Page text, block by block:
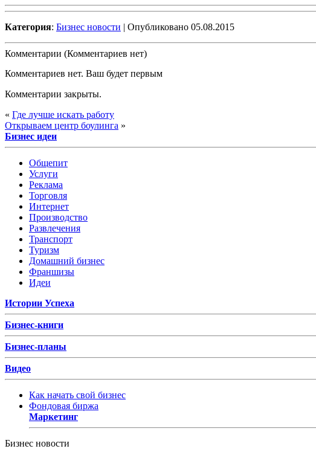
Категория: Бизнес новости | Опубликовано 05.08.2015
Комментарии (Комментариев нет)
Комментариев нет. Ваш будет первым
Комментарии закрыты.
« Где лучше искать работу
Открываем центр боулинга »
Бизнес идеи
Общепит
Услуги
Реклама
Торговля
Интернет
Производство
Развлечения
Транспорт
Туризм
Домашний бизнес
Франшизы
Идеи
Истории Успеха
Бизнес-книги
Бизнес-планы
Видео
Как начать свой бизнес
Фондовая биржа
Маркетинг
Бизнес новости